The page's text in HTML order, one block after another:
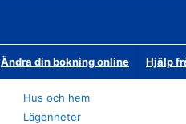
Ändra din bokning online Hjälp
Hus och hem
Lägenheter